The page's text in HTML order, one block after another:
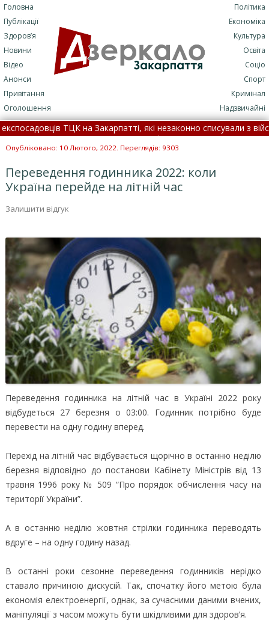
Головна
Публікації
Здоров’я
Новини
Відео
Анонси
Привітання
Оголошення
Політика
Економіка
Культура
Освіта
Соціо
Спорт
Кримінал
Надзвичайні
ТЦК на Закарпатті, які незаконно списували з
смертельна ДТП: подробиці трагедії (+ФОТО)• 7
Опубліковано: 10 Лютого, 2022. Переглядів: 9303
Переведення годинника 2022: коли
Україна перейде на літній час
Залишити відгук
Переведення годинника на літній час в Україні 2022 року
відбудеться 27 березня о 03:00. Годинник потрібно буде
перевести на одну годину вперед.
Перехід на літній час відбувається щорічно в останню неділю
березня відповідно до постанови Кабінету Міністрів від 13
травня 1996 року № 509 “Про порядок обчислення часу на
території України”.
А в останню неділю жовтня стрілки годинника переводять
вдруге – на одну годину назад.
В останні роки сезонне переведення годинників нерідко
ставало причиною дискусій. Так, спочатку його метою була
економія електроенергії, однак, за сучасними даними вчених,
маніпуляції з часом можуть бути шкідливими для здоров’я.